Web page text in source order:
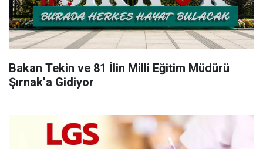
Bakan Tekin ve 81 İlin Milli Eğitim Müdürü
Şırnak’a Gidiyor